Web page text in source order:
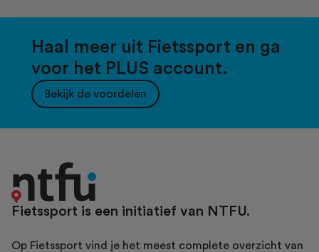
Haal meer uit Fietssport en ga
voor het PLUS account.
Bekijk de voordelen
Fietssport is een initiatief van NTFU.
Op Fietssport vind je het meest complete overzicht van